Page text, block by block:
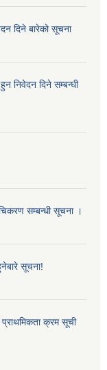
दिने बारेको सूचना
निवेदन दिने सम्बन्धी
सम्बन्धी सूचना ।
सूचना!
प्राथमिकता क्रम सूची